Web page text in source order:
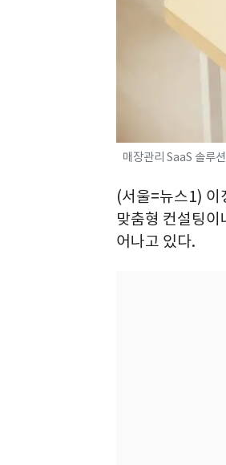
매장관리 SaaS 솔루
(서울=뉴스1) 이
맞춤형 컨설팅
어나고 있다.